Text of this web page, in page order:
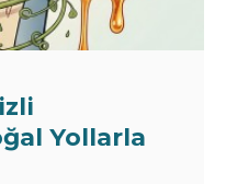
Yollarla